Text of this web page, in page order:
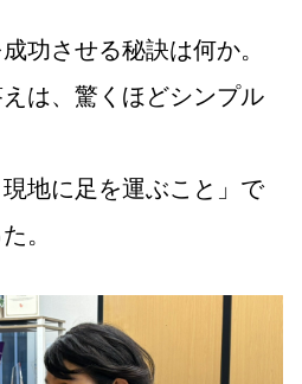
功させる秘訣は何か。
は、驚くほどシンプル
地に足を運ぶこと」で
。